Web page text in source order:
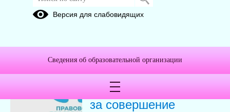
Новости
Ответственность
несовершеннолетних
за совершение
Версия для слабовидящих
Сведения об образовательной организации